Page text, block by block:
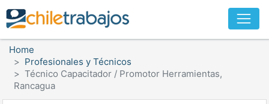
Home
Profesionales y Técnicos
Técnico Capacitador / Promotor Herramientas,
Rancagua